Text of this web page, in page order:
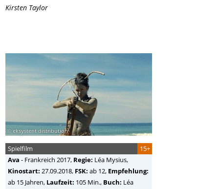
Kirsten Taylor
© eksystent distribution
15+
Spielfilm
Ava - Frankreich 2017, Regie: Léa Mysius,
Kinostart: 27.09.2018, FSK: ab 12, Empfehlung:
ab 15 Jahren, Laufzeit: 105 Min., Buch: Léa